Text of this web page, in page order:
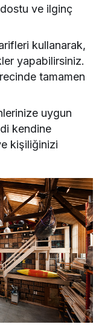
ve ilginç
kullanarak,
yapabilirsiniz.
tamamen
uygun
kendine
kişiliğinizi